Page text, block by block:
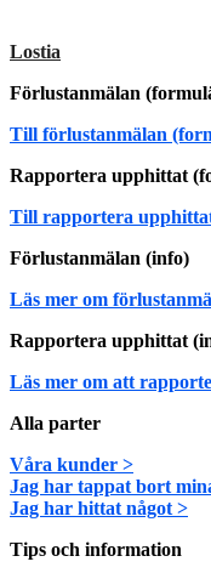
Lostia
Förlustanmälan
Till förlustanmälan
Rapportera upphittat
Till rapportera
Förlustanmälan (info)
Läs mer om
Rapportera upphittat
Läs mer om att
Alla parter
Våra kunder >
Jag har tappat bort
Jag har hittat något >
Tips och information